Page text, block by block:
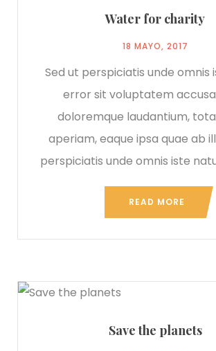
Water for charity
18 MAYO, 2017
Sed ut perspiciatis unde omnis
error sit voluptatem
doloremque laudantium,
aperiam, eaque ipsa quae ab
perspiciatis unde omnis iste
READ MORE
Save the planets